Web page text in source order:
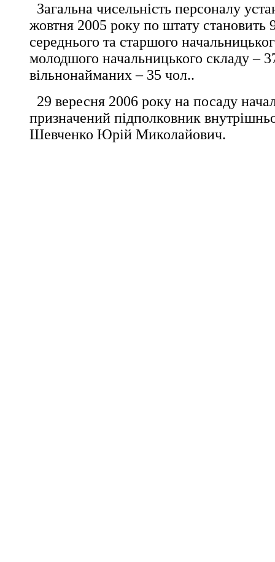
Загальна чисельність персоналу
жовтня 2005 року по штату становить
середнього та старшого
молодшого начальницького складу –
вільнонайманих – 35 чол..
29 вересня 2006 року на посаду
призначений підполковник
Шевченко Юрій Миколайович.